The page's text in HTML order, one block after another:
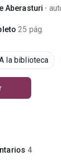
Aberasturi ·
25 pág.
la biblioteca
4